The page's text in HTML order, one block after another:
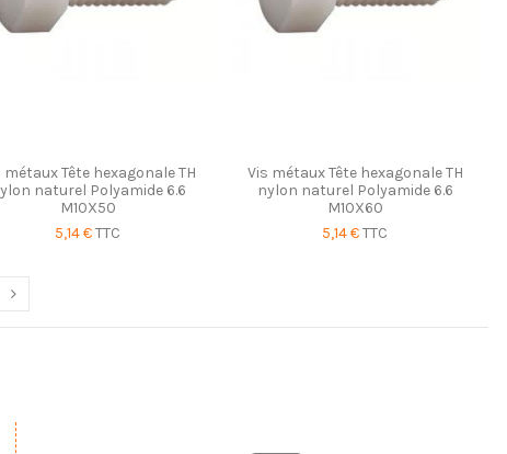
métaux Tête hexagonale TH
naturel Polyamide 6.6
M10X50
5,14 €TTC
Vis métaux Tête hexagonale TH
nylon naturel Polyamide 6.6
M10X60
5,14 €TTC